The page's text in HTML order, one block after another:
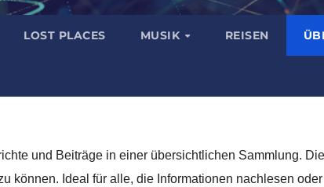
LOST PLACES MUSIK REISEN
und Beiträge in einer übersichtlichen Sammlung.
können. Ideal für alle, die Informationen nachlesen